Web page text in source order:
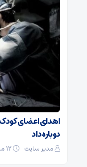
دوباره داد
مدیر سایت